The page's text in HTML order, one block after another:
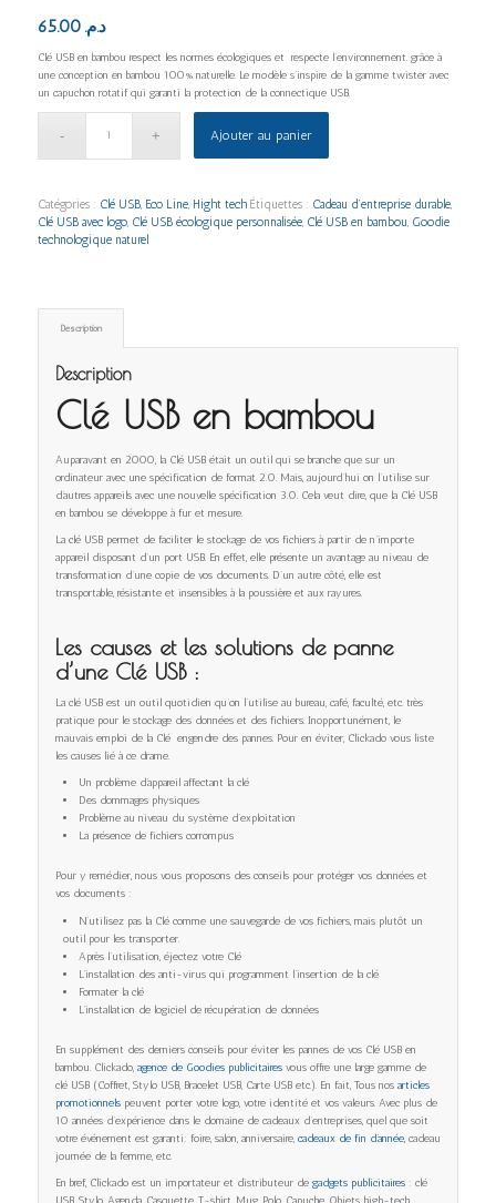
د.م. 65.00
Clé USB en bambou respect les normes écologiques et respecte l’environnement. grâce à
une conception en bambou 100% naturelle. Le modèle s’inspire de la gamme twister avec
un capuchon rotatif qui garanti la protection de la connectique USB.
Ajouter au panier
Catégories : Clé USB, Eco Line, Hight tech Étiquettes : Cadeau d’entreprise durable,
Clé USB avec logo, Clé USB écologique personnalisée, Clé USB en bambou, Goodie
technologique naturel
Description
Description
Clé USB en bambou
Auparavant en 2000, la Clé USB était un outil qui se branche que sur un
ordinateur avec une spécification de format 2.0. Mais, aujourd’hui on l’utilise sur
d’autres appareils avec une nouvelle spécification 3.0. Cela veut dire, que la Clé USB
en bambou se développe à fur et mesure.
La clé USB permet de faciliter le stockage de vos fichiers à partir de n’importe
appareil disposant d’un port USB. En effet, elle présente un avantage au niveau de
transformation d’une copie de vos documents. D’un autre côté, elle est
transportable, résistante et insensibles à la poussière et aux rayures.
Les causes et les solutions de panne
d’une Clé USB :
La clé USB est un outil quotidien qu’on l’utilise au bureau, café, faculté, etc. très
pratique pour le stockage des données et des fichiers. Inopportunément, le
mauvais emploi de la Clé engendre des pannes. Pour en éviter, Clickado vous liste
les causes lié à ce drame.
Un problème d’appareil affectant la clé
Des dommages physiques
Problème au niveau du système d’exploitation
La présence de fichiers corrompus
Pour y remédier, nous vous proposons des conseils pour protéger vos données et
vos documents :
N’utilisez pas la Clé comme une sauvegarde de vos fichiers, mais plutôt un
outil pour les transporter.
Après l’utilisation, éjectez votre Clé
L’installation des anti-virus qui programment l’insertion de la clé
Formater la clé
L’installation de logiciel de récupération de données
En supplément des derniers conseils pour éviter les pannes de vos Clé USB en
bambou. Clickado,agence de Goodies publicitaires vous offre une large gamme de
clé USB (Coffret, Stylo USB, Bracelet USB, Carte USB etc.). En fait, Tous nos articles
promotionnels peuvent porter votre logo, votre identité et vos valeurs. Avec plus de
10 années d’expérience dans le domaine de cadeaux d’entreprises, quel que soit
votre événement est garanti: foire, salon, anniversaire, cadeaux de fin d’année,cadeau
journée de la femme, etc.
En bref, Clickado est un importateur et distributeur degadgets publicitaires : clé